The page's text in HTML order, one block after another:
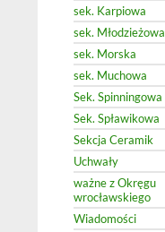
sek. Karpiowa
sek. Młodzieżowa
sek. Morska
sek. Muchowa
Sek. Spinningowa
Sek. Spławikowa
Sekcja Ceramik
Uchwały
ważne z Okręgu
wrocławskiego
Wiadomości